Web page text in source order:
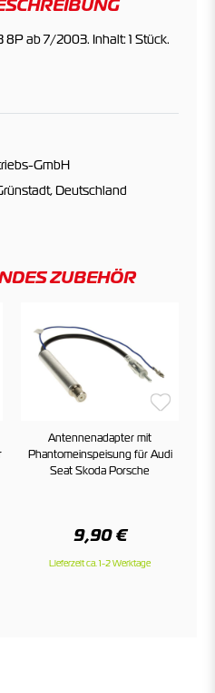
ab 7/2003. Inhalt: 1 Stück.
GmbH
Deutschland
ZUBEHÖR
Antennenadapter mit
Phantomeinspeisung für Audi
Seat Skoda Porsche
9,90 €
Lieferzeit ca. 1-2 Werktage